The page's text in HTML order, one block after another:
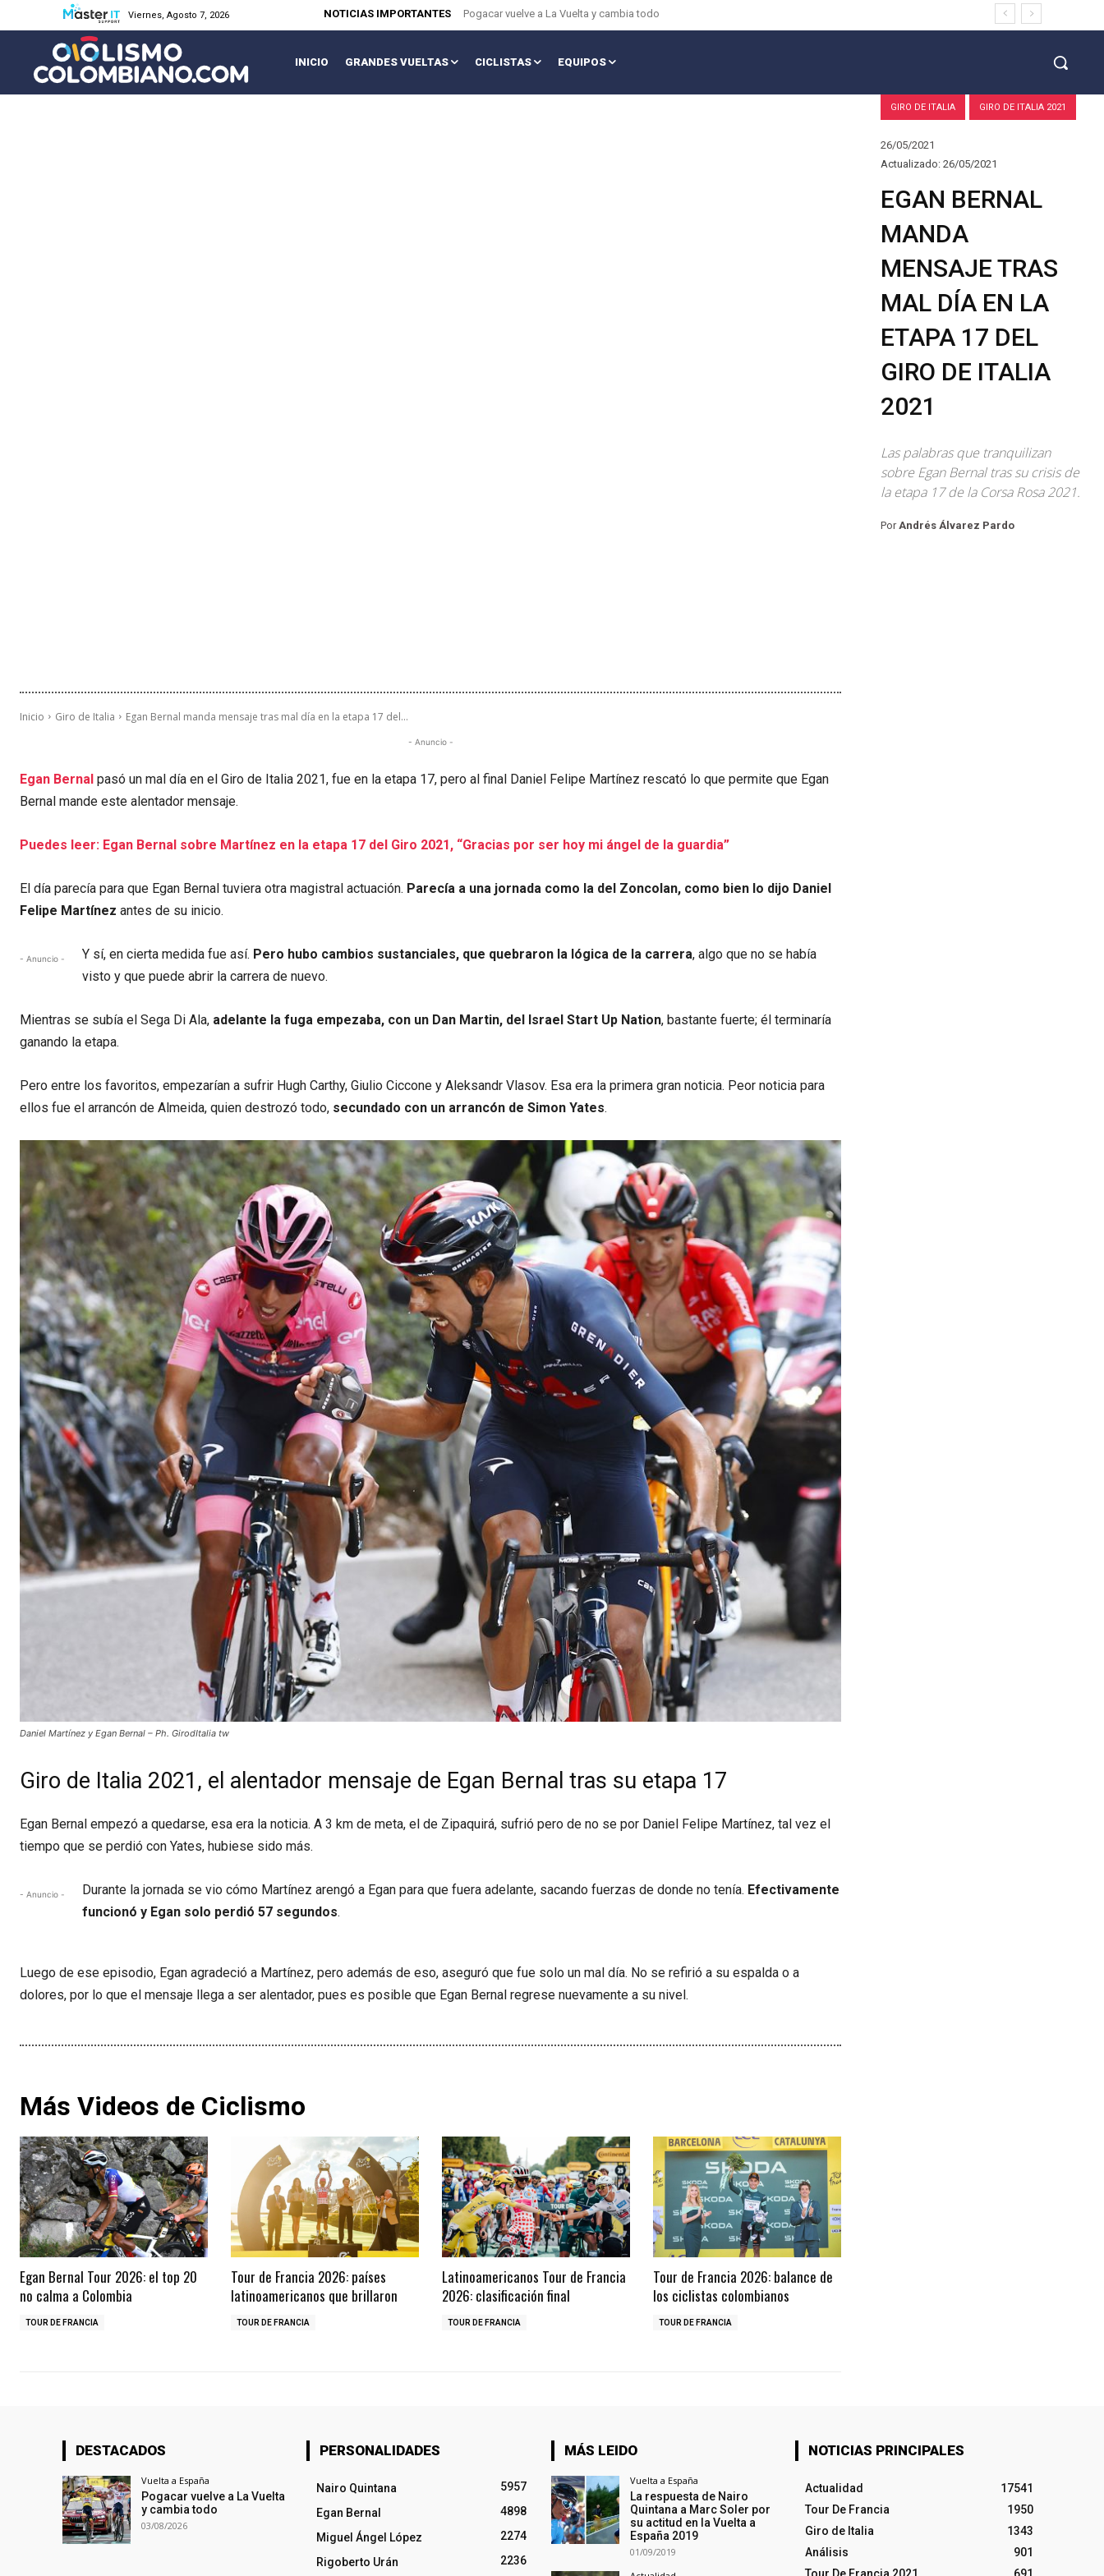
Viernes, Agosto 7, 2026 NOTICIAS IMPORTANTES Pogacar vuelve a La Vuelta y cambia todo
INICIO GRANDES VUELTAS CICLISTAS EQUIPOS
GIRO DE ITALIA GIRO DE ITALIA 2021
26/05/2021
Actualizado: 26/05/2021
EGAN BERNAL
MANDA
MENSAJE TRAS
MAL DÍA EN LA
ETAPA 17 DEL
GIRO DE ITALIA
2021
Las palabras que tranquilizan
sobre Egan Bernal tras su crisis de
la etapa 17 de la Corsa Rosa 2021.
Por Andrés Álvarez Pardo
Inicio Giro de Italia Egan Bernal manda mensaje tras mal día en la etapa 17 del...
- Anuncio -
Egan Bernal pasó un mal día en el Giro de Italia 2021, fue en la etapa 17, pero al final Daniel Felipe Martínez rescató lo que permite que Egan
Bernal mande este alentador mensaje.
Puedes leer: Egan Bernal sobre Martínez en la etapa 17 del Giro 2021, “Gracias por ser hoy mi ángel de la guardia”
El día parecía para que Egan Bernal tuviera otra magistral actuación. Parecía a una jornada como la del Zoncolan, como bien lo dijo Daniel
Felipe Martínez antes de su inicio.
- Anuncio - Y sí, en cierta medida fue así. Pero hubo cambios sustanciales, que quebraron la lógica de la carrera, algo que no se había
visto y que puede abrir la carrera de nuevo.
Mientras se subía el Sega Di Ala, adelante la fuga empezaba, con un Dan Martin, del Israel Start Up Nation, bastante fuerte; él terminaría
ganando la etapa.
Pero entre los favoritos, empezarían a sufrir Hugh Carthy, Giulio Ciccone y Aleksandr Vlasov. Esa era la primera gran noticia. Peor noticia para
ellos fue el arrancón de Almeida, quien destrozó todo, secundado con un arrancón de Simon Yates.
Daniel Martínez y Egan Bernal – Ph. GirodItalia tw
Giro de Italia 2021, el alentador mensaje de Egan Bernal tras su etapa 17
Egan Bernal empezó a quedarse, esa era la noticia. A 3 km de meta, el de Zipaquirá, sufrió pero de no se por Daniel Felipe Martínez, tal vez el
tiempo que se perdió con Yates, hubiese sido más.
- Anuncio - Durante la jornada se vio cómo Martínez arengó a Egan para que fuera adelante, sacando fuerzas de donde no tenía. Efectivamente
funcionó y Egan solo perdió 57 segundos.
Luego de ese episodio, Egan agradeció a Martínez, pero además de eso, aseguró que fue solo un mal día. No se refirió a su espalda o a
dolores, por lo que el mensaje llega a ser alentador, pues es posible que Egan Bernal regrese nuevamente a su nivel.
Más Videos de Ciclismo
Egan Bernal Tour 2026: el top 20
no calma a Colombia
TOUR DE FRANCIA
Tour de Francia 2026: países
latinoamericanos que brillaron
TOUR DE FRANCIA
Latinoamericanos Tour de Francia
2026: clasificación final
TOUR DE FRANCIA
Tour de Francia 2026: balance de
los ciclistas colombianos
TOUR DE FRANCIA
DESTACADOS
Vuelta a España
Pogacar vuelve a La Vuelta
y cambia todo
03/08/2026
PERSONALIDADES
Nairo Quintana
5957
Egan Bernal
4898
Miguel Ángel López
2274
Rigoberto Urán
2236
MÁS LEIDO
Vuelta a España
La respuesta de Nairo
Quintana a Marc Soler por
su actitud en la Vuelta a
España 2019
01/09/2019
NOTICIAS PRINCIPALES
Actualidad
17541
Tour De Francia
1950
Giro de Italia
1343
Análisis
901
Tour De Francia 2021
691